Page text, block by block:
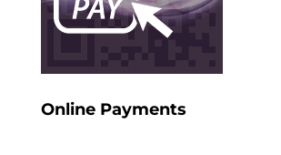
Online Payments